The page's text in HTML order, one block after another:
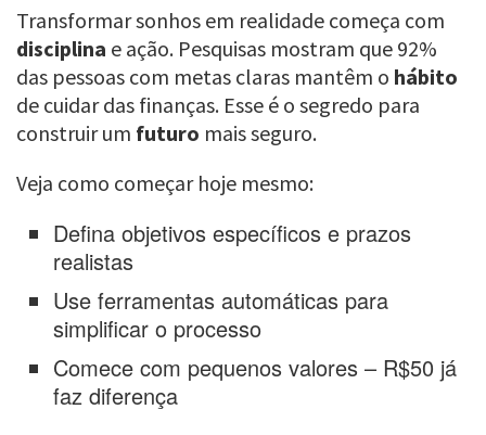
Transformar sonhos em realidade começa com
disciplina e ação. Pesquisas mostram que 92%
das pessoas com metas claras mantêm o hábito
de cuidar das finanças. Esse é o segredo para
construir um futuro mais seguro.
Veja como começar hoje mesmo:
Defina objetivos específicos e prazos
realistas
Use ferramentas automáticas para
simplificar o processo
Comece com pequenos valores – R$50 já
faz diferença